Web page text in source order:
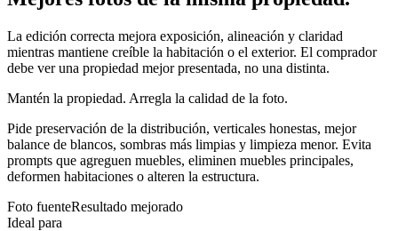
La edición correcta mejora exposición, alineación y claridad
mientras mantiene creíble la habitación o el exterior. El comprador
debe ver una propiedad mejor presentada, no una distinta.
Mantén la propiedad. Arregla la calidad de la foto.
Pide preservación de la distribución, verticales honestas, mejor
balance de blancos, sombras más limpias y limpieza menor. Evita
prompts que agreguen muebles, eliminen muebles principales,
deformen habitaciones o alteren la estructura.
Foto fuenteResultado mejorado
Ideal para